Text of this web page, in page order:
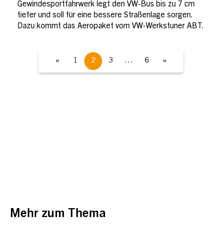
Gewindesportfahrwerk legt den VW-Bus bis zu 7 cm
tiefer und soll für eine bessere Straßenlage sorgen.
Dazu kommt das Aeropaket vom VW-Werkstuner ABT.
« 1 2 3 … 6 »
Mehr zum Thema